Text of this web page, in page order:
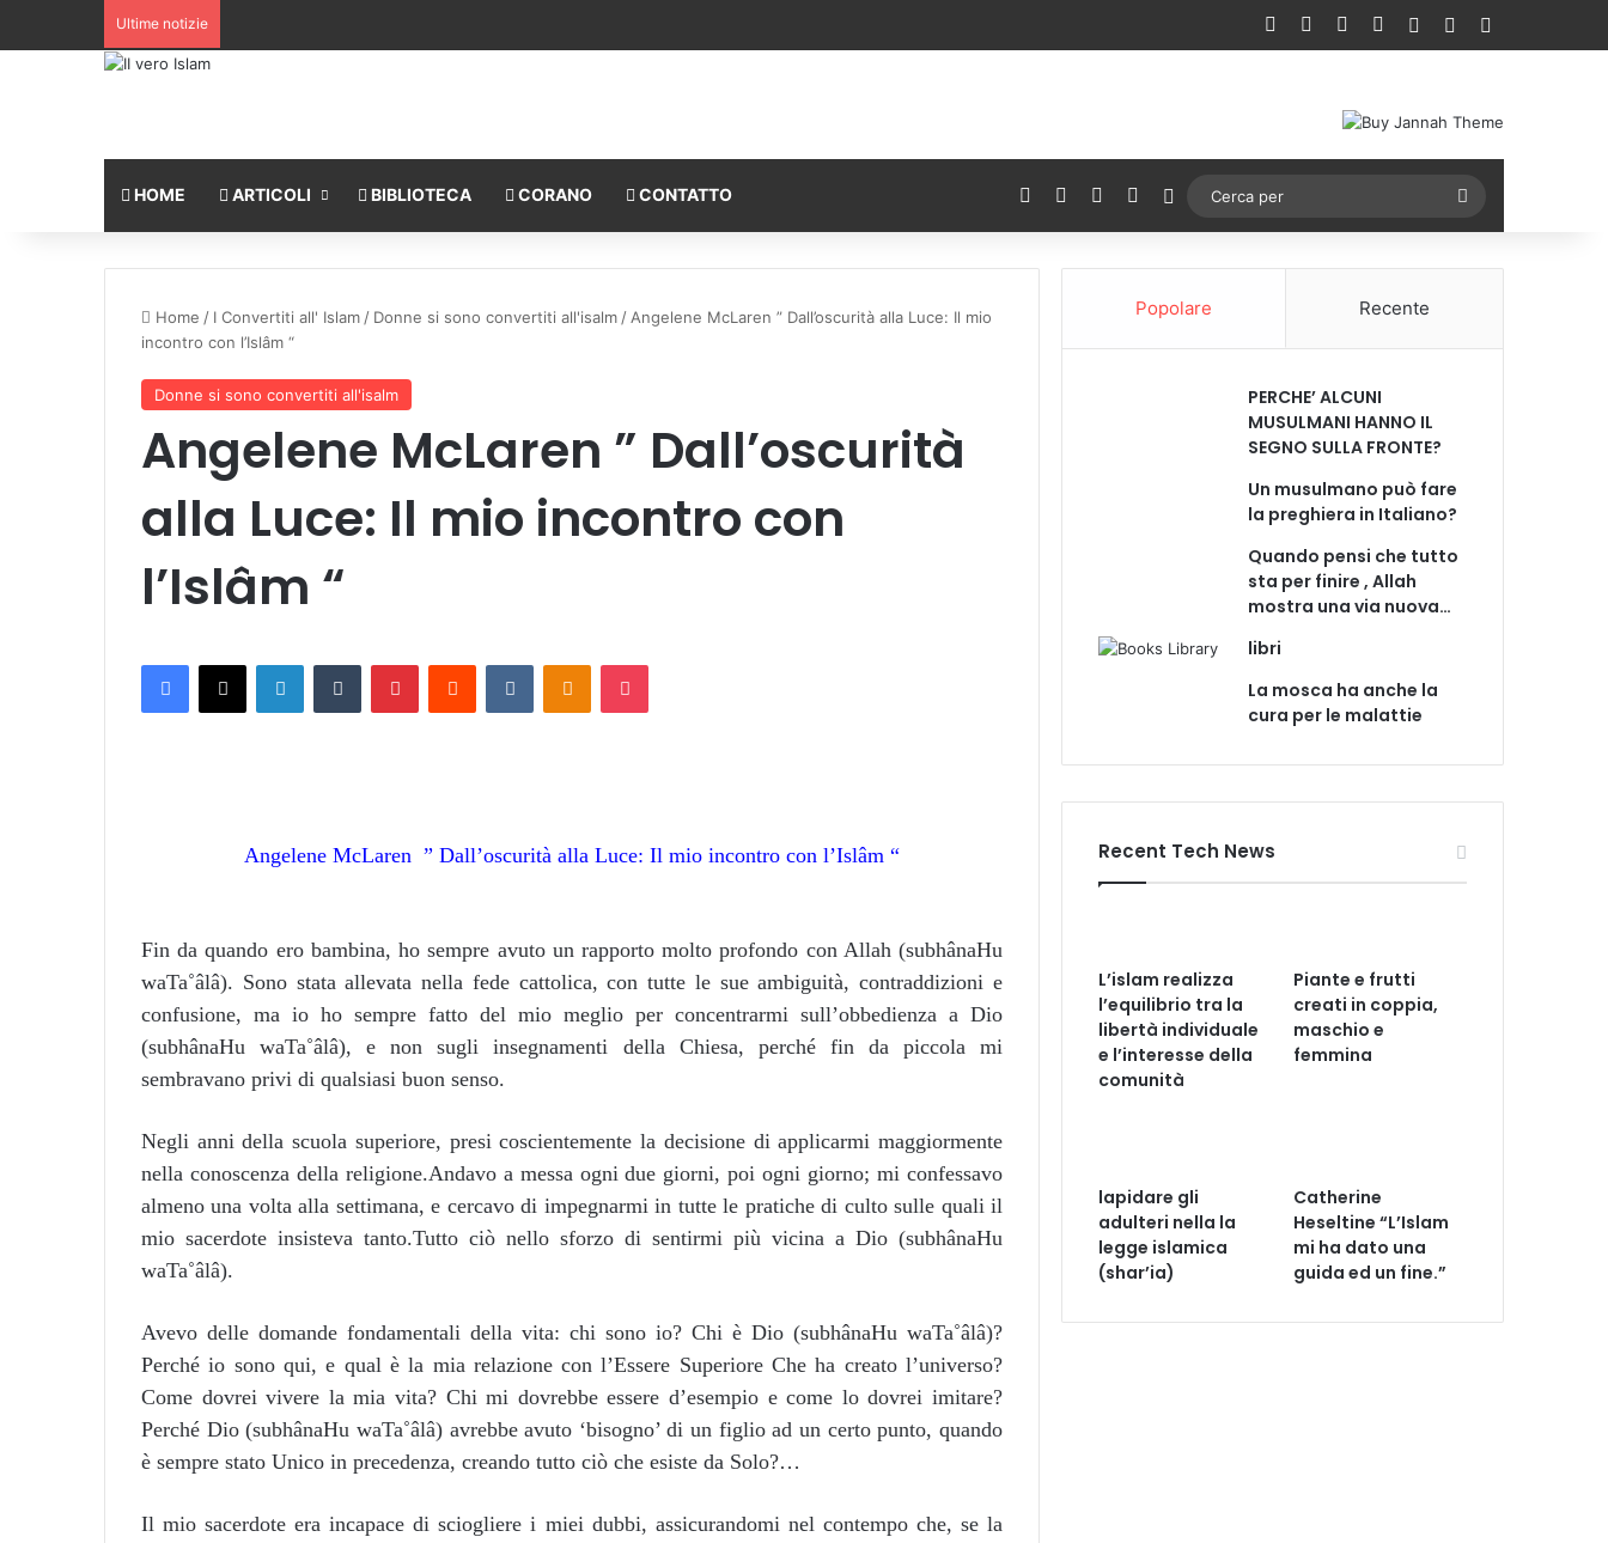
Ultime notizie Facebook You TubeInstagram
AccediUn articolo a
HOME ARTICOLI BIBLIOTECA CORANO CONTATTO Facebook You TubeInstagram
Cambia aspetto
per
Home / I Convertiti all' Islam / Donne si sono convertiti all'isalm / Angelene McLaren ” Dall’oscurità alla Luce: Il mio
incontro con l’Islâm “
Donne si sono convertiti all'isalm
Angelene McLaren ” Dall’oscurità
alla Luce: Il mio incontro con
l’Islâm “
Angelene McLaren ” Dall’oscurità alla Luce: Il mio incontro con l’Islâm “
Fin da quando ero bambina, ho sempre avuto un rapporto molto profondo con Allah (subhânaHu
waTa˚âlâ). Sono stata allevata nella fede cattolica, con tutte le sue ambiguità, contraddizioni e
confusione, ma io ho sempre fatto del mio meglio per concentrarmi sull’obbedienza a Dio
(subhânaHu waTa˚âlâ), e non sugli insegnamenti della Chiesa, perché fin da piccola mi
sembravano privi di qualsiasi buon senso.
Negli anni della scuola superiore, presi coscientemente la decisione di applicarmi maggiormente
nella conoscenza della religione.Andavo a messa ogni due giorni, poi ogni giorno; mi confessavo
almeno una volta alla settimana, e cercavo di impegnarmi in tutte le pratiche di culto sulle quali il
mio sacerdote insisteva tanto.Tutto ciò nello sforzo di sentirmi più vicina a Dio (subhânaHu
waTa˚âlâ).
Avevo delle domande fondamentali della vita: chi sono io? Chi è Dio (subhânaHu waTa˚âlâ)?
Perché io sono qui, e qual è la mia relazione con l’Essere Superiore Che ha creato l’universo?
Come dovrei vivere la mia vita? Chi mi dovrebbe essere d’esempio e come lo dovrei imitare?
Perché Dio (subhânaHu waTa˚âlâ) avrebbe avuto ‘bisogno’ di un figlio ad un certo punto, quando
è sempre stato Unico in precedenza, creando tutto ciò che esiste da Solo?…
Il mio sacerdote era incapace di sciogliere i miei dubbi, assicurandomi nel contempo che, se la
Popolare Recente
PERCHE’ ALCUNI
MUSULMANI HANNO IL
SEGNO SULLA FRONTE?
Un musulmano può fare
la preghiera in Italiano?
Quando pensi che tutto
sta per finire , Allah
mostra una via nuova…
libri
La mosca ha anche la
cura per le malattie
Recent Tech News
L’islam realizza
l’equilibrio tra la
libertà individuale
e l’interesse della
comunità
Piante e frutti
creati in coppia,
maschio e
femmina
lapidare gli
adulteri nella la
legge islamica
(shar’ia)
Catherine
Heseltine “L’Islam
mi ha dato una
guida ed un fine.”